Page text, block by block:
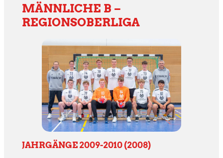
MÄNNLICHE B –
REGIONSOBERLIGA
JAHRGÄNGE 2009-2010 (2008)